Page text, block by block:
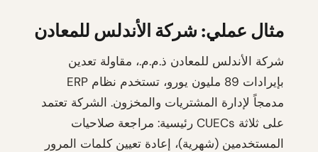
مثال عملي: شركة الأندلس للمعادن
شركة الأندلس للمعادن ذ.م.م.، مقاولة تعدين
بإيرادات 89 مليون يورو، تستخدم نظام ERP
مدمجاً لإدارة المشتريات والمخزون. الشركة تعتمد
على ثلاثة CUECs رئيسية: مراجعة صلاحيات
المستخدمين (شهرية)، إعادة تعيين كلمات المرور